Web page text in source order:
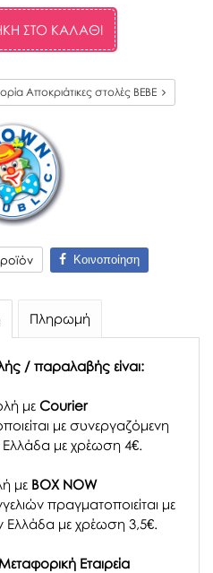
ΣΤΟ ΚΑΛΆΘΙ
Αποκριάτικες στολές BEBE
Κοινοποίηση
Πληρωμή
/ παραλαβής είναι:
με Courier
με συνεργαζόμενη
με χρέωση 4€.
μεBOX NOW
πραγματοποιείται με
Ελλάδα με χρέωση 3,5€.
Εταιρεία